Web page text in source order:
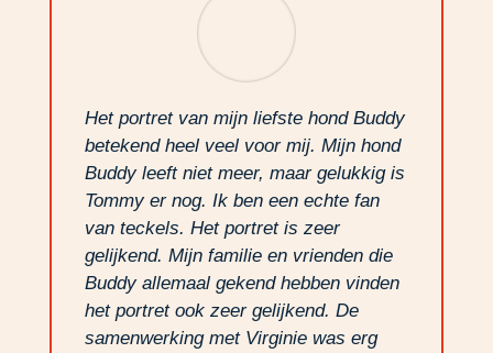
Het portret van mijn liefste hond Buddy
betekend heel veel voor mij. Mijn hond
Buddy leeft niet meer, maar gelukkig is
Tommy er nog. Ik ben een echte fan
van teckels. Het portret is zeer
gelijkend. Mijn familie en vrienden die
Buddy allemaal gekend hebben vinden
het portret ook zeer gelijkend. De
samenwerking met Virginie was erg